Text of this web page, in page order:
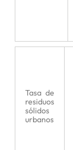
Tasa de
residuos
sólidos
urbanos